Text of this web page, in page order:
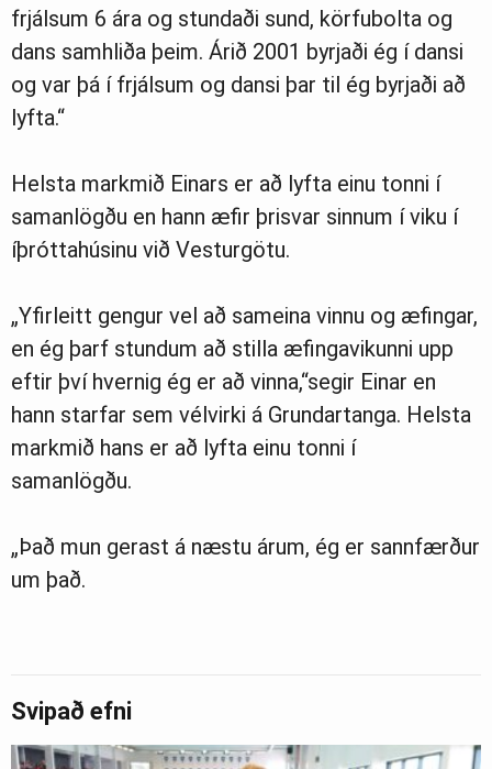
frjálsum 6 ára og stundaði sund, körfubolta og
dans samhliða þeim. Árið 2001 byrjaði ég í dansi
og var þá í frjálsum og dansi þar til ég byrjaði að
lyfta.“
Helsta markmið Einars er að lyfta einu tonni í
samanlögðu en hann æfir þrisvar sinnum í viku í
íþróttahúsinu við Vesturgötu.
„Yfirleitt gengur vel að sameina vinnu og æfingar,
en ég þarf stundum að stilla æfingavikunni upp
eftir því hvernig ég er að vinna,“segir Einar en
hann starfar sem vélvirki á Grundartanga. Helsta
markmið hans er að lyfta einu tonni í
samanlögðu.
„Það mun gerast á næstu árum, ég er sannfærður
um það.
Svipað efni